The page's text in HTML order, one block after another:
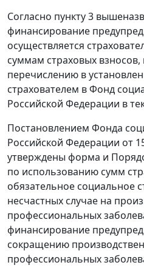
Согласно пункту 3
финансирование
осуществляется
суммам страховых
перечислению в
страхователем в Фонд
Российской Федерации в
Постановлением Фонда
Российской Федерации от
утверждены форма и
по использованию сумм
обязательное социальное
несчастных случае на
профессиональных
финансирование
сокращению
профессиональных